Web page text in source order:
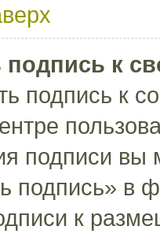
подпись к
подпись к
подписи вы
подпись» в
к